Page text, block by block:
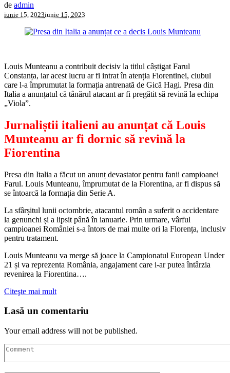
de admin
iunie 15, 2023iunie 15, 2023
Louis Munteanu a contribuit decisiv la titlul câștigat Farul
Constanța, iar acest lucru ar fi intrat în atenția Fiorentinei, clubul
care l-a împrumutat la formația antrenată de Gică Hagi. Presa din
Italia a anunțatul că tânărul atacant ar fi pregătit să revină la echipa
„Viola”.
Jurnaliștii italieni au anunțat că Louis
Munteanu ar fi dornic să revină la
Fiorentina
Presa din Italia a făcut un anunț devastator pentru fanii campioanei
Farul. Louis Munteanu, împrumutat de la Fiorentina, ar fi dispus să
se întoarcă la formația din Serie A.
La sfârșitul lunii octombrie, atacantul român a suferit o accidentare
la genunchi și a lipsit până în ianuarie. Prin urmare, vârful
campioanei României s-a întors de mai multe ori la Florența, inclusiv
pentru tratament.
Louis Munteanu va merge să joace la Campionatul European Under
21 și va reprezenta România, angajament care i-ar putea întârzia
revenirea la Fiorentina….
Citeşte mai mult
Lasă un comentariu
Your email address will not be published.